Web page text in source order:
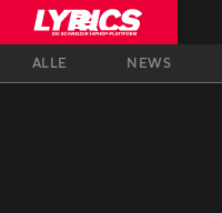
ALLE NEWS